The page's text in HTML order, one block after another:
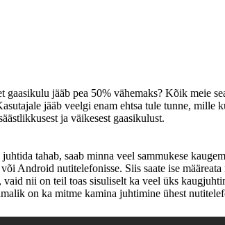
jääb pea 50% vähemaks? Kõik meie
jääb veelgi enam ehtsa tule tunne, mille
ja väikesest gaasikulust.
tahab, saab minna veel sammukese
Android nutitelefonisse. Siis saate ise
nii on teil toas sisuliselt ka veel üks